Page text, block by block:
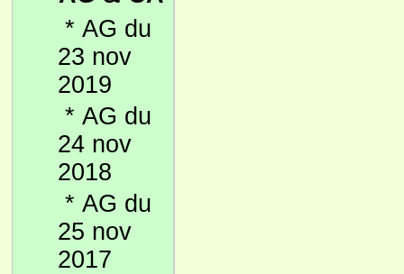
* AG du
23 nov
2019
* AG du
24 nov
2018
* AG du
25 nov
2017